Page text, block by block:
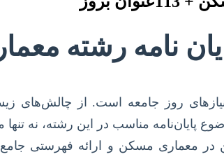
رشته معماری مسکن
روز جامعه است. از چالش‌های
پایان‌نامه مناسب در این رشته، نه